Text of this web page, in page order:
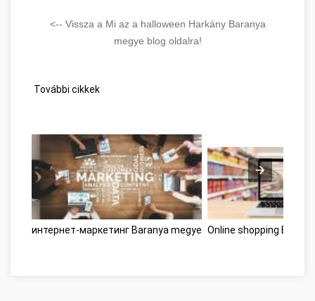
<-- Vissza a Mi az a halloween Harkány Baranya
megye blog oldalra!
További cikkek
интернет-маркетинг Baranya megye Online shopping